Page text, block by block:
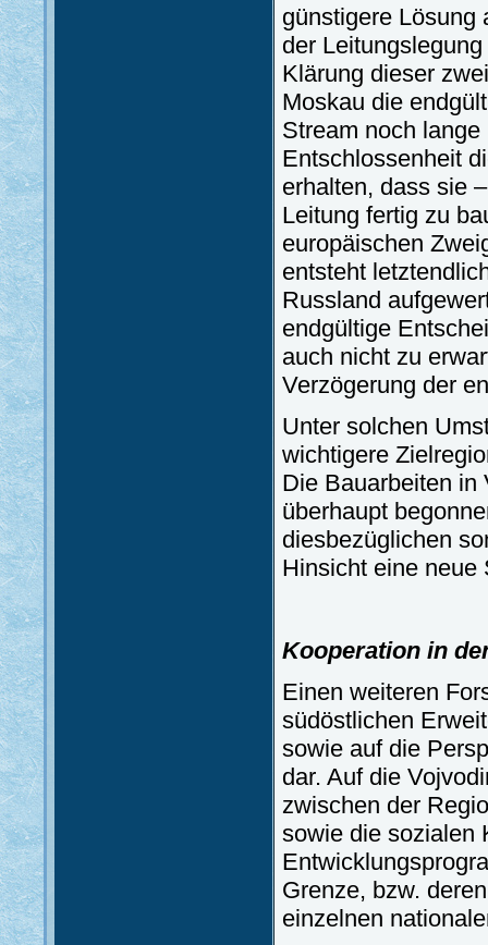
günstigere Lösung
der
Klärung dieser
Moskau die
Stream noch
Entschlossenheit
erhalten, dass sie
Leitung fertig zu
europäischen
entsteht
Russland
endgültige
auch nicht zu
Verzögerung der
Unter solchen
wichtigere
Die Bauarbeiten in
überhaupt
diesbezüglichen
Hinsicht eine neue
Kooperation in
Einen weiteren
südöstlichen
sowie auf die
dar. Auf die
zwischen der
sowie die sozialen
Grenze, bzw.
einzelnen